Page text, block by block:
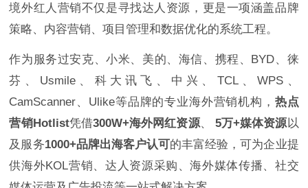
境外红人营销不仅是寻找达人资源，更是一项涵盖品牌
策略、内容营销、项目管理和数据优化的系统工程。
作为服务过安克、小米、美的、海信、携程、BYD、徕
芬、Usmile、科大讯飞、中兴、TCL、WPS、
CamScanner、Ulike等品牌的专业海外营销机构， 热点
营销Hotlist凭借300W+海外网红资源、 5万+媒体资源 以
及服务1000+品牌出海客户认可的丰富经验，可为企业提
供海外KOL营销、达人资源采购、海外媒体传播、社交